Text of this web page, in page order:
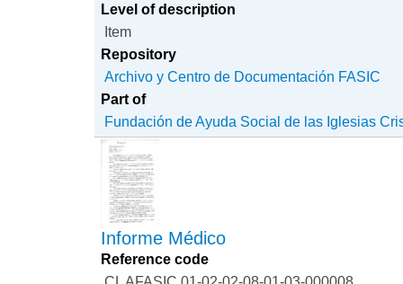
Level of description
Item
Repository
Archivo y Centro de Documentación FASIC
Part of
Fundación de Ayuda Social de las Iglesias
Informe Médico
Reference code